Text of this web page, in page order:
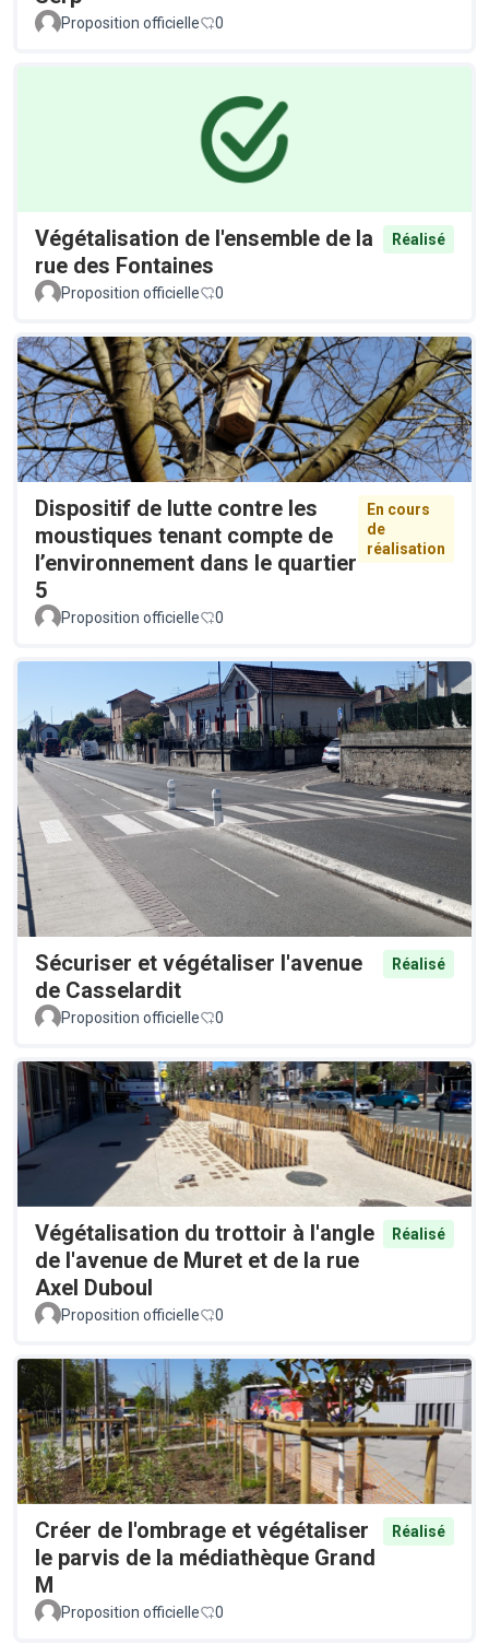
Proposition officielle 0
Végétalisation de l'ensemble de la
rue des Fontaines
Réalisé
Proposition officielle 0
Dispositif de lutte contre les
moustiques tenant compte de
l’environnement dans le quartier
5
En cours
de
réalisation
Proposition officielle 0
Sécuriser et végétaliser l'avenue
de Casselardit
Réalisé
Proposition officielle 0
Végétalisation du trottoir à l'angle
de l'avenue de Muret et de la rue
Axel Duboul
Réalisé
Proposition officielle 0
Créer de l'ombrage et végétaliser
le parvis de la médiathèque Grand
M
Réalisé
Proposition officielle 0